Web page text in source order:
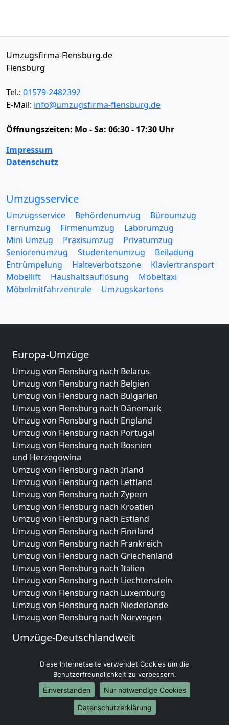
Umzugsfirma-Flensburg.de
Flensburg
Tel.: 01579-2482392
E-Mail: info@umzugsfirma-flensburg.de
Öffnungszeiten: Mo - Sa: 06:30 - 17:30 Uhr
Impressum
Datenschutz
Umzugsservice
Umzugsservice Behördenumzug
Büroumzug
Fernumzug
Firmenumzug
Laborumzug
Mini Umzug
Praxisumzug
Privatumzug
Seniorenumzug
Studentenumzug
Beiladung
Entrümpelung
Halteverbotszone
Klaviertransport
Möbellift
Haushaltsauflösung
Möbeltaxi
Möbelmitfahrzentrale
Umzugskartons
Europa-Umzüge
Umzug von Flensburg nach Belarus
Umzug von Flensburg nach Belgien
Umzug von Flensburg nach Bulgarien
Umzug von Flensburg nach Dänemark
Umzug von Flensburg nach England
Umzug von Flensburg nach Portugal
Umzug von Flensburg nach Bosnien
und Herzegowina
Umzug von Flensburg nach Irland
Umzug von Flensburg nach Lettland
Umzug von Flensburg nach Zypern
Umzug von Flensburg nach Kroatien
Umzug von Flensburg nach Estland
Umzug von Flensburg nach Finnland
Umzug von Flensburg nach Frankreich
Umzug von Flensburg nach Griechenland
Umzug von Flensburg nach Italien
Umzug von Flensburg nach Liechtenstein
Umzug von Flensburg nach Luxemburg
Umzug von Flensburg nach Niederlande
Umzug von Flensburg nach Norwegen
Umzüge-Deutschlandweit
Umzug von Flensburg nach Hamburg
Umzug von Flensburg nach München
Umzug von Flensburg nach Köln
Umzug von Flensburg nach Frankfurt am Main
Umzug von Flensburg nach Stuttgart
Diese Internetseite verwendet Cookies um die
Benutzerfreundlichkeit zu verbessern.
Einverstanden
Nur notwendige Cookies
Datenschutzerklärung